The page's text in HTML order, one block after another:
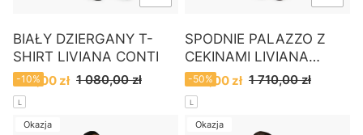
BIAŁY DZIERGANY T-
SHIRT LIVIANA CONTI
Cena promocyjna
970,00 zł 1 080,00 zł
-10%
L
SPODNIE PALAZZO Z
CEKINAMI LIVIANA
CONTI
Cena promocyjna
850,00 zł 1 710,00 zł
-50%
L
Okazja Okazja